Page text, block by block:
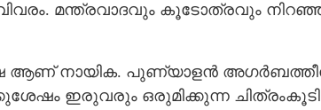
​മ​ന്ത്ര​വാ​ദ​വും​ ​കൂ​ടോ​ത്ര​വും​ ​നി​റ​ഞ്ഞ​
​നാ​യി​ക.​ ​പു​ണ്യാ​ള​ൻ​ ​അ​ഗ​ർ​ബ​ത്തീ​സ്,​
​ഇ​രു​വ​രും​ ​ഒ​രു​മി​ക്കു​ന്ന​